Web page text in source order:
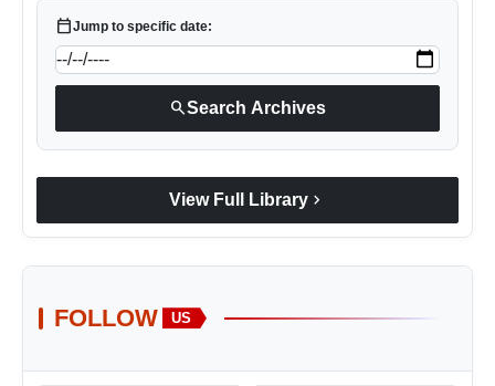
calendar_todayJump to specific date:
searchSearch Archives
View Full Library chevron_right
FOLLOW US